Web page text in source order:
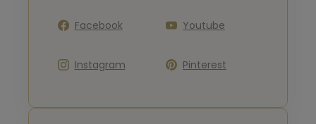
Facebook Youtube
Instagram Pinterest